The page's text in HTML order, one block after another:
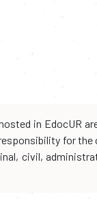
in
for
civil,